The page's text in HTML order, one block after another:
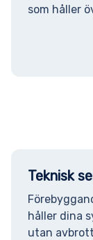
som håller
Teknisk
håller dina
utan